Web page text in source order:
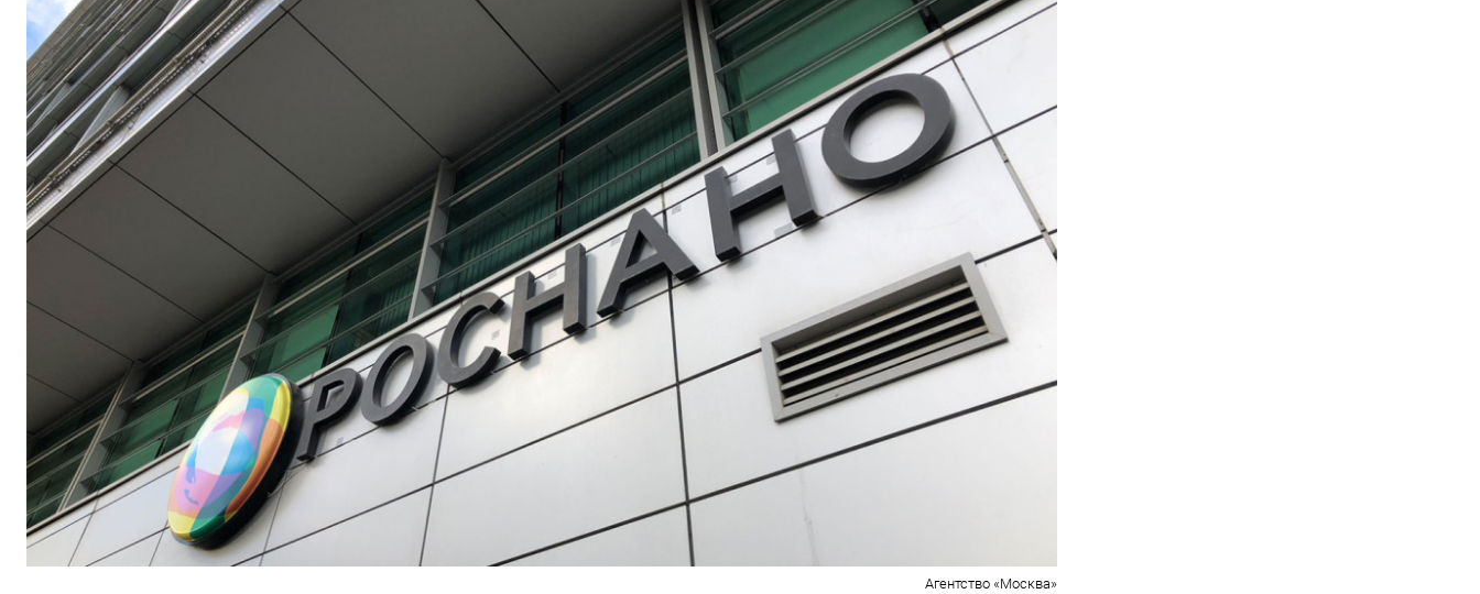
Агентство «Москва»